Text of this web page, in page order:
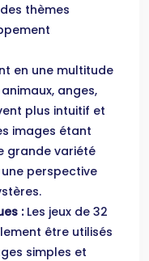
thèmes
en une multitude
anges,
plus intuitif et
images étant
grande variété
perspective
: Les jeux de 32
être utilisés
simples et